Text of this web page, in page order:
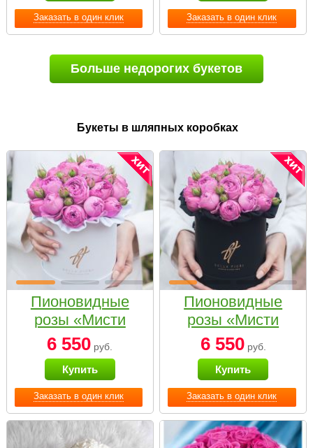
Заказать в один клик Заказать в один клик
Больше недорогих букетов
Букеты в шляпных коробках
Заказать в один клик
Пионовидные
розы «Мисти
бабблс» в белой
коробке Small
6 550 руб.
Купить
Заказать в один клик
Пионовидные
розы «Мисти
бабблс» в
черной коробке
Small
6 550руб.
Купить